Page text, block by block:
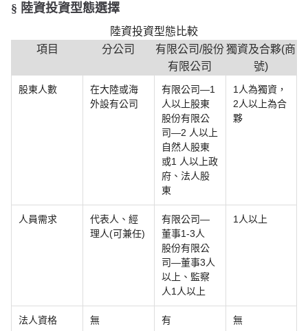
§ 陸資投資型態選擇
陸資投資型態比較
項目
分公司
有限公司/股份
有限公司
獨資及合夥(商
號)
股東人數
在大陸或海
外設有公司
有限公司—1
人以上股東
股份有限公
司—2 人以上
自然人股東
或1 人以上政
府、法人股
東
1人為獨資，
2人以上為合
夥
人員需求
代表人、經
理人(可兼任)
有限公司—
董事1-3人
股份有限公
司—董事3人
以上、監察
人1人以上
1人以上
法人資格 無 有 無